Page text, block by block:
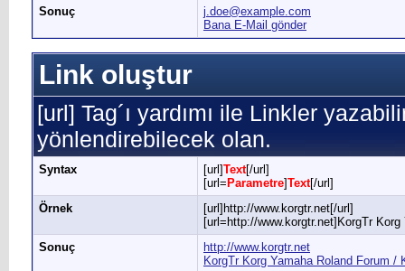
Sonuç
j.doe@example.com
Bana E-Mail gönder
Link oluştur
[url] Tag´ı yardımı ile Linkler
yönlendirebilecek olan.
Syntax [url]Text[/url]
[url= Parametre]Text[/url]
Örnek
[url]http://www.korgtr.net[/url]
[url=http://www.korgtr.net]KorgTr
Sonuç
http://www.korgtr.net
KorgTr Korg Yamaha Roland Forum